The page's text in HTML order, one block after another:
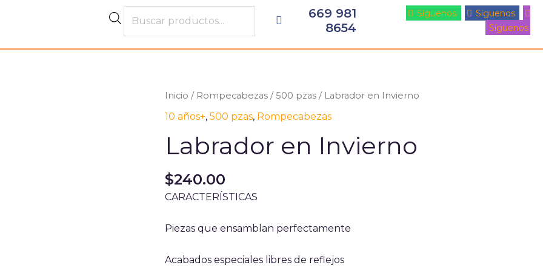
search
669 981
8654
Síguenos
Síguenos
Síguenos
Inicio / Rompecabezas /500 pzas / Labrador en Invierno
10 años+, 500 pzas, Rompecabezas
Labrador en Invierno
$240.00
CARACTERÍSTICAS
Piezas que ensamblan perfectamente
Acabados especiales libres de reflejos